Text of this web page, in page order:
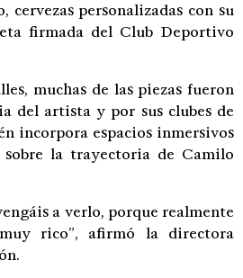
cervezas personalizadas con su
firmada del Club Deportivo
muchas de las piezas fueron
del artista y por sus clubes de
incorpora espacios inmersivos
la trayectoria de Camilo
a verlo, porque realmente
rico”, afirmó la directora